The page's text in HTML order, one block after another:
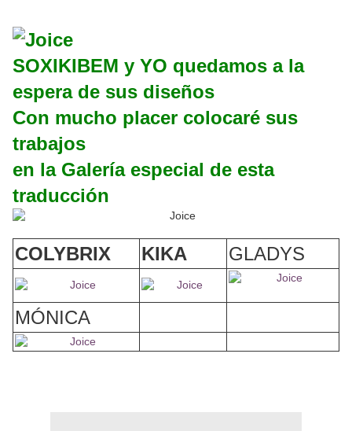
SOXIKIBEM y YO quedamos a la
espera de sus diseños
Con mucho placer colocaré sus
trabajos
en la Galería especial de esta
traducción
COLYBRIX KIKA GLADYS
MÓNICA